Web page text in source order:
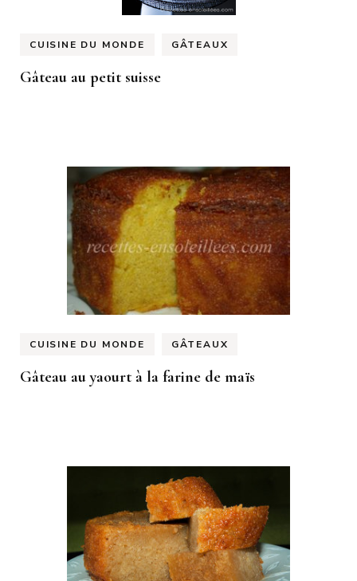
CUISINE DU MONDE GÂTEAUX
Gâteau au petit suisse
CUISINE DU MONDE GÂTEAUX
Gâteau au yaourt à la farine de maïs